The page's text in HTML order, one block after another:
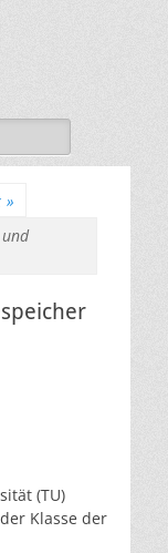
»
(TU)
Klasse der